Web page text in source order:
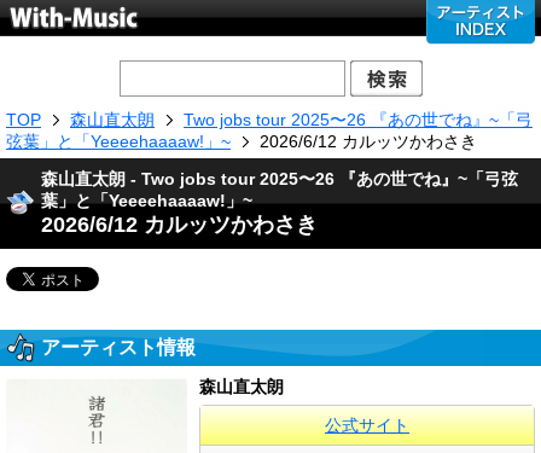
TOP 森山直太朗
Two jobs tour 2025〜26 『あの世でね』~「弓
弦葉」と「Yeeeehaaaaw!」~
2026/6/12 カルッツかわさき
森山直太朗 - Two jobs tour 2025〜26 『あの世でね』~「弓弦
葉」と「Yeeeehaaaaw!」~
2026/6/12 カルッツかわさき
アーティスト情報
森山直太朗
公式サイト